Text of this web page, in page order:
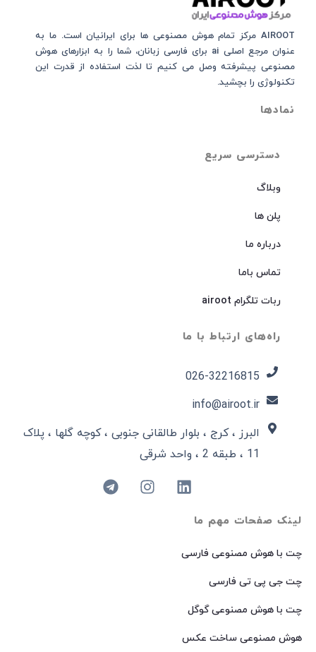
لینک صفحات مهم ما
چت با هوش مصنوعی فارسی
چت جی پی تی فارسی
چت با هوش مصنوعی گوگل
هوش مصنوعی ساخت عکس
دسترسی سریع
وبلاگ
پلن ها
درباره ما
تماس باما
ربات تلگرام airoot
راه‌های ارتباط با ما
026-32216815​
info@airoot.ir
البرز ، کرج ، بلوار طالقانی جنوبی ، کوچه گلها ، پلاک
11 ، طبقه 2 ، واحد شرقی
AIROOT مرکز تمام هوش مصنوعی‌‌‌ ها برای ایرانیان است. ما به
عنوان مرجع اصلی ai برای فارسی زبانان، شما را به ابزارهای هوش
مصنوعی پیشرفته وصل می کنیم تا لذت استفاده از قدرت این
تکنولوژی را بچشید.
نمادها